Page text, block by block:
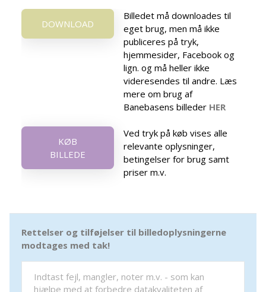
DOWNLOAD
Billedet må downloades til
eget brug, men må ikke
publiceres på tryk,
hjemmesider, Facebook og
lign. og må heller ikke
videresendes til andre. Læs
mere om brug af
Banebasens billeder HER
KØB
BILLEDE
Ved tryk på køb vises alle
relevante oplysninger,
betingelser for brug samt
priser m.v.
Rettelser og tilføjelser til billedoplysningerne
modtages med tak!